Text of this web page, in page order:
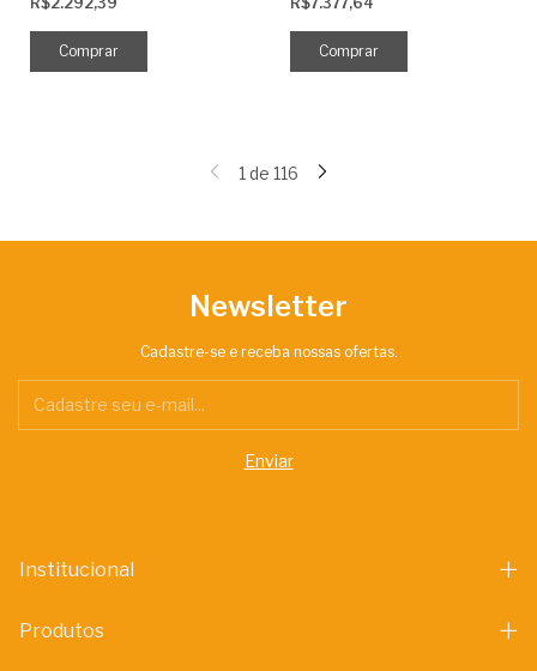
1 de 116
Newsletter
Cadastre-se e receba nossas ofertas.
Institucional
Produtos